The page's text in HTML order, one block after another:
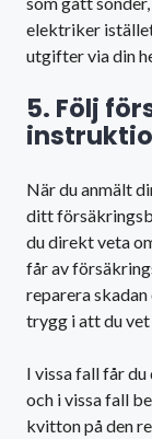
elektriker
utgifter via din
5. Följ
När du anmält
ditt
du direkt veta
får av
reparera
trygg i att du
I vissa fall får
och i vissa fall
kvitton på den